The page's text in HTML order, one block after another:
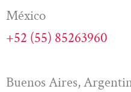
México
+52 (55) 85263960
Buenos Aires,